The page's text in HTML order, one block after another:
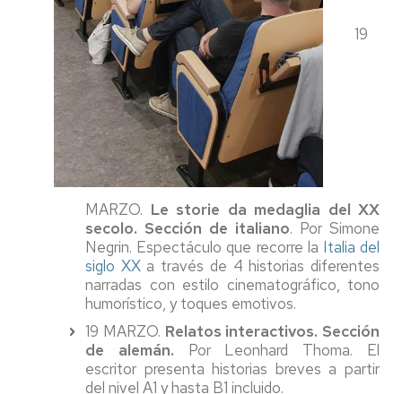
19
MARZO. Le storie da medaglia del XX
secolo. Sección de italiano. Por Simone
Negrin. Espectáculo que recorre la Italia del
siglo XXa través de 4 historias diferentes
narradas con estilo cinematográfico, tono
humorístico, y toques emotivos.
19 MARZO. Relatos interactivos. Sección
de alemán. Por Leonhard Thoma. El
escritor presenta historias breves a partir
del nivel A1 y hasta B1 incluido.